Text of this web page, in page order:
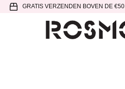
Spring
hoofdnavigatie
Door
SpringGRATIS VERZENDEN BOVEN DE €50